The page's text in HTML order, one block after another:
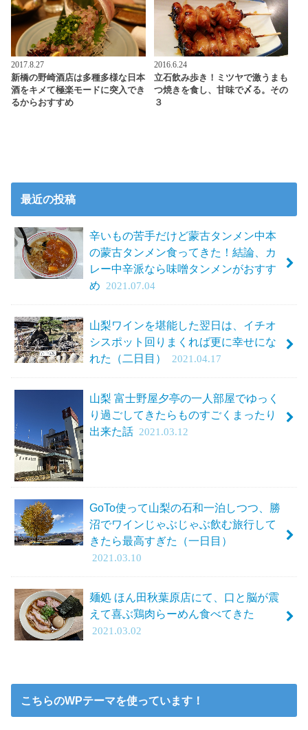
2017.8.27
新橋の野崎酒店は多種多様な日本
酒をキメて極楽モードに突入でき
るからおすすめ
2016.6.24
立石飲み歩き！ミツヤで激うまも
つ焼きを食し、甘味で〆る。その
３
最近の投稿
辛いもの苦手だけど蒙古タンメン中本
の蒙古タンメン食ってきた！結論、カ
レー中辛派なら味噌タンメンがおすす
め
2021.07.04
山梨ワインを堪能した翌日は、イチオ
シスポット回りまくれば更に幸せにな
れた（二日目）
2021.04.17
山梨 富士野屋夕亭の一人部屋でゆっく
り過ごしてきたらものすごくまったり
出来た話 2021.03.12
GoTo使って山梨の石和一泊しつつ、勝
沼でワインじゃぶじゃぶ飲む旅行して
きたら最高すぎた（一日目）
2021.03.10
麺処 ほん田秋葉原店にて、口と脳が震
えて喜ぶ鶏肉らーめん食べてきた
2021.03.02
こちらのWPテーマを使っています！